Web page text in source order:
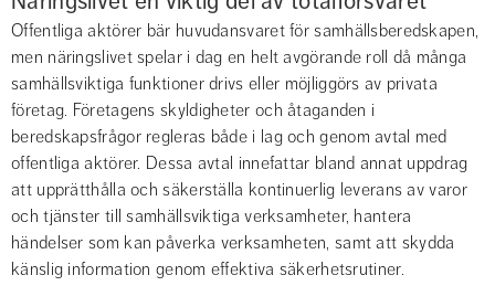
Offentliga aktörer bär huvudansvaret för samhällsberedskapen,
men näringslivet spelar i dag en helt avgörande roll då många
samhällsviktiga funktioner drivs eller möjliggörs av privata
företag. Företagens skyldigheter och åtaganden i
beredskapsfrågor regleras både i lag och genom avtal med
offentliga aktörer. Dessa avtal innefattar bland annat uppdrag
att upprätthålla och säkerställa kontinuerlig leverans av varor
och tjänster till samhällsviktiga verksamheter, hantera
händelser som kan påverka verksamheten, samt att skydda
känslig information genom effektiva säkerhetsrutiner.